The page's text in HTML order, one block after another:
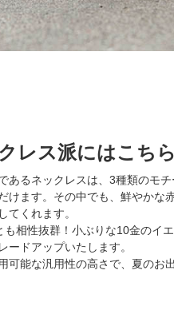
レス派にはこちら
あるネックレスは、3種類のモ
けます。その中でも、鮮やかな
てくれます。
相性抜群！小ぶりな10金のイ
ードアップいたします。
可能な汎用性の高さで、夏のお